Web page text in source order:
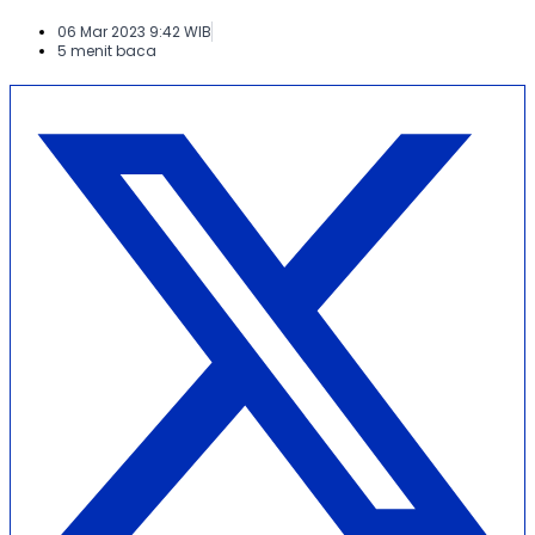
06 Mar 2023 9:42 WIB
5 menit baca